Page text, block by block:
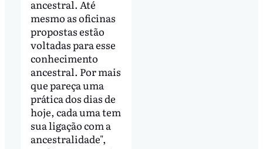
ancestral. Até
mesmo as oficinas
propostas estão
voltadas para esse
conhecimento
ancestral. Por mais
que pareça uma
prática dos dias de
hoje, cada uma tem
sua ligação com a
ancestralidade",